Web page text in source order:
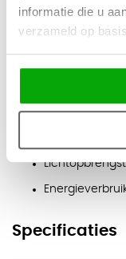
informatie die u
verzameld op
energiezuinig.
Kleur
Zwart
Warm wit licht:
Specificaties